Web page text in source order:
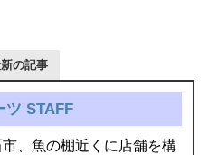
の記事
ツ STAFF
、魚の棚近くに店舗を構